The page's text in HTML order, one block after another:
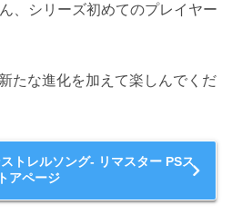
、シリーズ初めてのプレイヤー
たな進化を加えて楽しんでくだ
トレルソング- リマスター PSス
トアページ